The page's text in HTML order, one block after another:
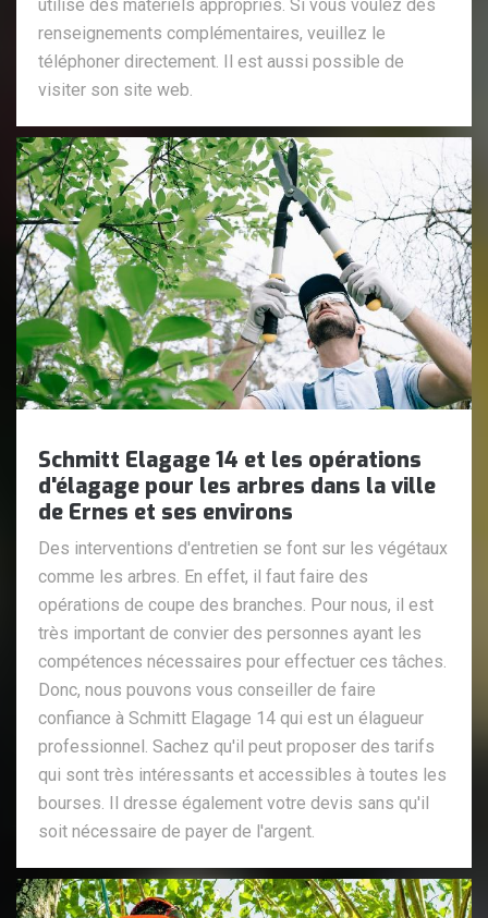
utilise des matériels appropriés. Si vous voulez des
renseignements complémentaires, veuillez le
téléphoner directement. Il est aussi possible de
visiter son site web.
Schmitt Elagage 14 et les opérations
d'élagage pour les arbres dans la ville
de Ernes et ses environs
Des interventions d'entretien se font sur les végétaux
comme les arbres. En effet, il faut faire des
opérations de coupe des branches. Pour nous, il est
très important de convier des personnes ayant les
compétences nécessaires pour effectuer ces tâches.
Donc, nous pouvons vous conseiller de faire
confiance à Schmitt Elagage 14 qui est un élagueur
professionnel. Sachez qu'il peut proposer des tarifs
qui sont très intéressants et accessibles à toutes les
bourses. Il dresse également votre devis sans qu'il
soit nécessaire de payer de l'argent.